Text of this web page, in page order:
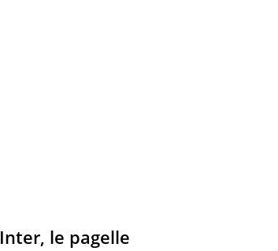
Inter, le pagelle